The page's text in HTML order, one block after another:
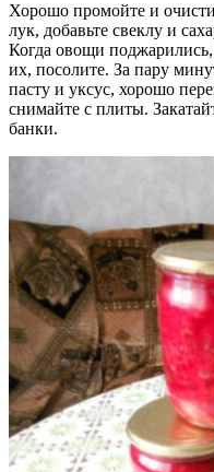
Хорошо промойте и
лук, добавьте свеклу и
Когда овощи
их, посолите. За пару
пасту и уксус, хорошо
снимайте с плиты.
банки.